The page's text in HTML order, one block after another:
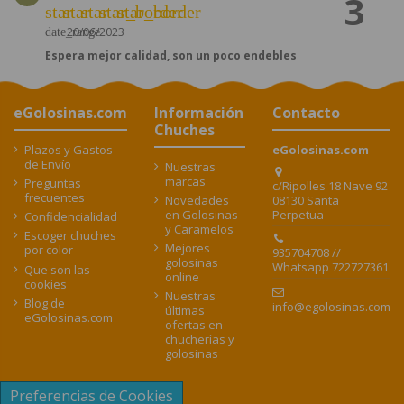
starstarstarstar_border
star_border
date_range
20/06/2023
Espera mejor calidad, son un poco endebles
3
eGolosinas.com
Plazos y Gastos
de Envío
Preguntas
frecuentes
Confidencialidad
Escoger chuches
por color
Que son las
cookies
Blog de
eGolosinas.com
Información
Chuches
Nuestras
marcas
Novedades
en Golosinas
y Caramelos
Mejores
golosinas
online
Nuestras
últimas
ofertas en
chucherías y
golosinas
Contacto
eGolosinas.com
c/Ripolles 18 Nave 92
08130 Santa
Perpetua
935704708 //
Whatsapp 722727361
info@egolosinas.com
Preferencias de Cookies